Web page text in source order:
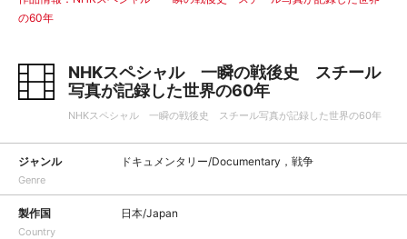
の60年
NHKスペシャル 一瞬の戦後史 スチール
写真が記録した世界の60年
NHKスペシャル 一瞬の戦後史 スチール写真が記録した世界の60年
ジャンル
Genre
ドキュメンタリー/Documentary，戦争
製作国
Country
日本/Japan